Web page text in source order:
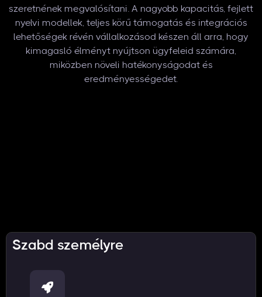
szeretnének megvalósítani. A nagyobb kapacitás, fejlett
nyelvi modellek, teljes körű támogatás és integrációs
lehetőségek révén vállalkozásod készen áll arra, hogy
kimagasló élményt nyújtson ügyfeleid számára,
miközben növeli hatékonyságodat és
eredményességedet.
Szabd személyre